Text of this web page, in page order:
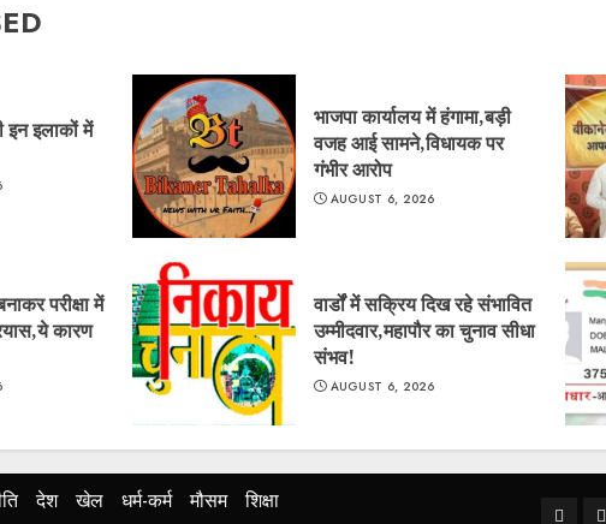
इलाकों में
भाजपा कार्यालय में हंगामा,बड़ी
वजह आई सामने,विधायक पर
गंभीर आरोप
AUGUST 6, 2026
परीक्षा में
कारण
वार्डों में सक्रिय दिख रहे संभावित
उम्मीदवार,महापौर का चुनाव सीधा
संभव!
AUGUST 6, 2026
देश खेल धर्म-कर्म मौसम
शिक्षा
Home